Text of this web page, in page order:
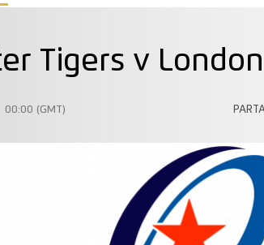
Tigers v
00:00 (GMT)